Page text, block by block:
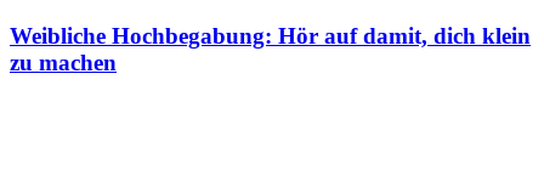
Weibliche Hochbegabung: Hör auf damit, dich klein
zu machen